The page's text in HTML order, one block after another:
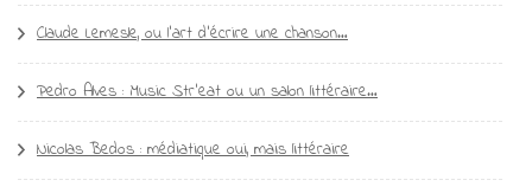
Claude Lemesle, ou l’art d’écrire une chanson…
Pedro Alves : Music Str’eat ou un salon littéraire…
Nicolas Bedos : médiatique oui, mais littéraire